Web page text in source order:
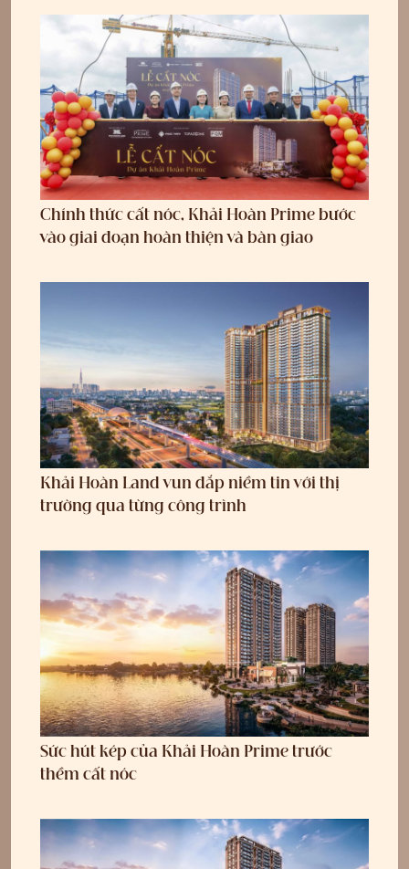
Chính thức cất nóc, Khải Hoàn Prime bước
vào giai đoạn hoàn thiện và bàn giao
Khải Hoàn Land vun đắp niềm tin với thị
trường qua từng công trình
Sức hút kép của Khải Hoàn Prime trước
thềm cất nóc